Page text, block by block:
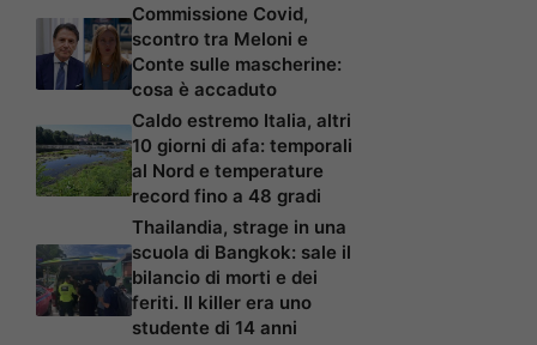
Commissione Covid,
scontro tra Meloni e
Conte sulle mascherine:
cosa è accaduto
Caldo estremo Italia, altri
10 giorni di afa: temporali
al Nord e temperature
record fino a 48 gradi
Thailandia, strage in una
scuola di Bangkok: sale il
bilancio di morti e dei
feriti. Il killer era uno
studente di 14 anni